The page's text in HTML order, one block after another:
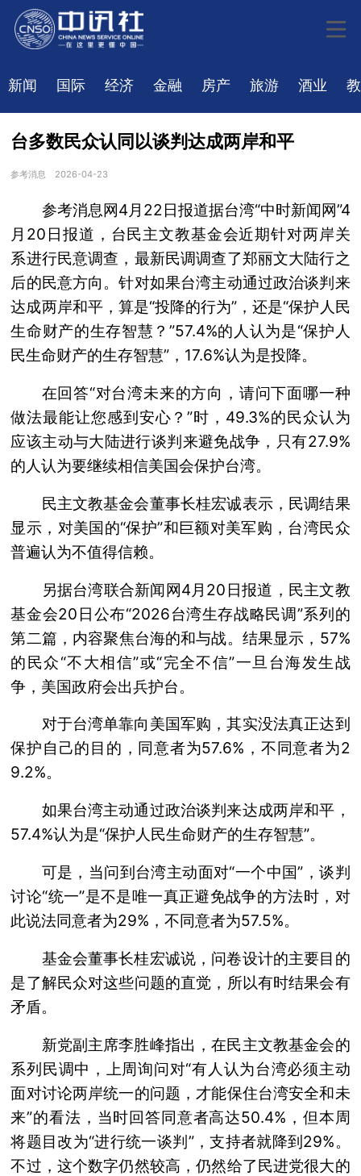
新闻 国际 经济 金融 房产 旅游 酒业
台多数民众认同以谈判达成两岸和平
参考消息 2026-04-23
参考消息网4月22日报道据台湾“中时新闻网”4
月20日报道，台民主文教基金会近期针对两岸关
系进行民意调查，最新民调调查了郑丽文大陆行之
后的民意方向。针对如果台湾主动通过政治谈判来
达成两岸和平，算是“投降的行为”，还是“保护人民
生命财产的生存智慧？”57.4%的人认为是“保护人
民生命财产的生存智慧”，17.6%认为是投降。
在回答“对台湾未来的方向，请问下面哪一种
做法最能让您感到安心？”时，49.3%的民众认为
应该主动与大陆进行谈判来避免战争，只有27.9%
的人认为要继续相信美国会保护台湾。
民主文教基金会董事长桂宏诚表示，民调结果
显示，对美国的“保护”和巨额对美军购，台湾民众
普遍认为不值得信赖。
另据台湾联合新闻网4月20日报道，民主文教
基金会20日公布“2026台湾生存战略民调”系列的
第二篇，内容聚焦台海的和与战。结果显示，57%
的民众“不大相信”或“完全不信”一旦台海发生战
争，美国政府会出兵护台。
对于台湾单靠向美国军购，其实没法真正达到
保护自己的目的，同意者为57.6%，不同意者为2
9.2%。
如果台湾主动通过政治谈判来达成两岸和平，
57.4%认为是“保护人民生命财产的生存智慧”。
可是，当问到台湾主动面对“一个中国”，谈判
讨论“统一”是不是唯一真正避免战争的方法时，对
此说法同意者为29%，不同意者为57.5%。
基金会董事长桂宏诚说，问卷设计的主要目的
是了解民众对这些问题的直觉，所以有时结果会有
矛盾。
新党副主席李胜峰指出，在民主文教基金会的
系列民调中，上周询问对“有人认为台湾必须主动
面对讨论两岸统一的问题，才能保住台湾安全和未
来”的看法，当时回答同意者高达50.4%，但本周
将题目改为“进行统一谈判”，支持者就降到29%。
不过，这个数字仍然较高，仍然给了民进党很大的